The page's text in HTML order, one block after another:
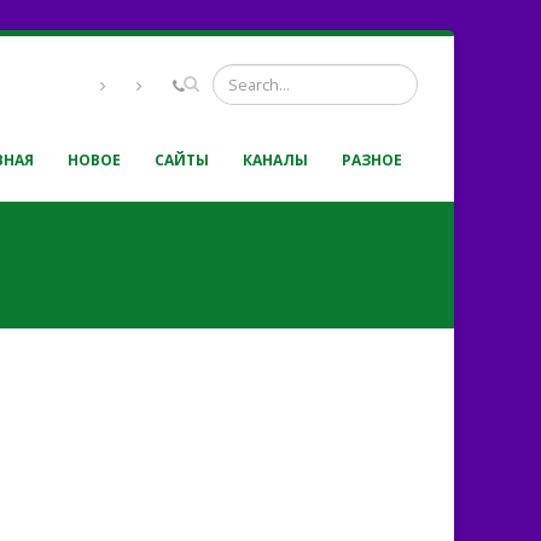
НОВОЕ САЙТЫ КАНАЛЫ РАЗНОЕ